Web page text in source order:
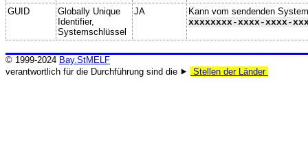
GUID
Globally Unique
Identifier,
Systemschlüssel
JA
Kann vom sendenden
xxxxxxxx-xxxx-xxxx-
© 1999-2024 Bay.StMELF
verantwortlich für die Durchführung sind die ⯈
Stellen der Länder